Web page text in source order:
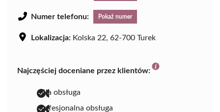
Numer telefonu: Pokaż numer
Lokalizacja: Kolska 22, 62-700 Turek
Najczęściej doceniane przez klientów:
miła obsługa
profesjonalna obsługa